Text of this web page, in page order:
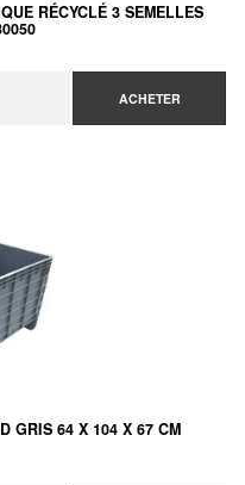
RÉCYCLÉ 3 SEMELLES
ACHETER
GRIS 64 X 104 X 67 CM